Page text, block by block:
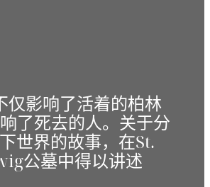
仅影响了活着的柏林
了死去的人。关于分
世界的故事，在St.
公墓中得以讲述